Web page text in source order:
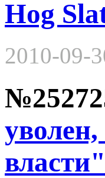
Hog
2010-09-
власти"